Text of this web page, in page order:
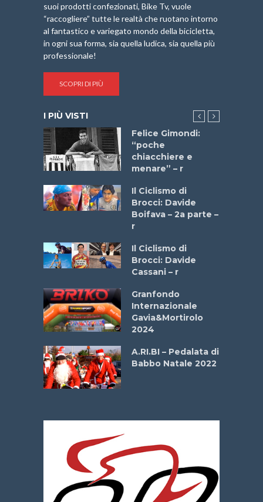
suoi prodotti confezionati, Bike Tv, vuole
“raccogliere” tutte le realtà che ruotano intorno
al fantastico e variegato mondo della bicicletta,
in ogni sua forma, sia quella ludica, sia quella più
professionale!
SCOPRI DI PIÙ
I PIÙ VISTI
Felice Gimondi:
“poche
chiacchiere e
menare” – r
Il Ciclismo di
Brocci: Davide
Boifava – 2a parte –
r
Il Ciclismo di
Brocci: Davide
Cassani – r
Granfondo
Internazionale
Gavia&Mortirolo
2024
A.RI.BI – Pedalata di
Babbo Natale 2022